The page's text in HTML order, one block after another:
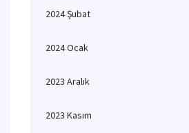
2024 Şubat
2024 Ocak
2023 Aralık
2023 Kasım